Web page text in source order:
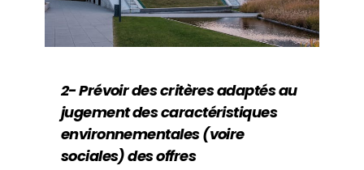
2- Prévoir des critères adaptés au
jugement des caractéristiques
environnementales (voire
sociales) des offres